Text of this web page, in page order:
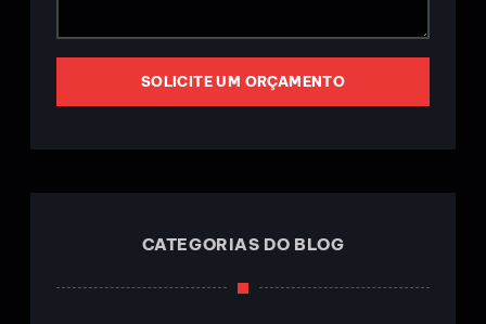
SOLICITE UM ORÇAMENTO
CATEGORIAS DO BLOG